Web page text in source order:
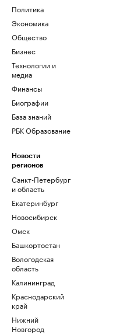
Политика
Экономика
Общество
Бизнес
Технологии и
медиа
Финансы
Биографии
База знаний
РБК Образование
Новости
регионов
Санкт-Петербург
и область
Екатеринбург
Новосибирск
Омск
Башкортостан
Вологодская
область
Калининград
Краснодарский
край
Нижний
Новгород